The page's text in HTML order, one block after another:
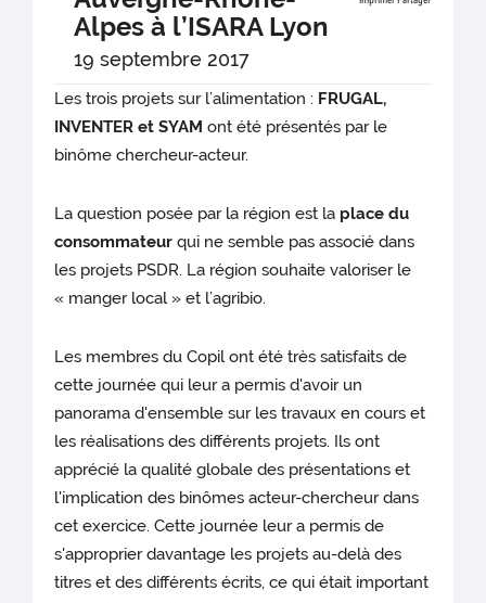
Alpes à l’ISARA Lyon
19 septembre 2017
Les trois projets sur l’alimentation : FRUGAL,
INVENTER et SYAM ont été présentés par le
binôme chercheur-acteur.
La question posée par la région est la place du
consommateur qui ne semble pas associé dans
les projets PSDR. La région souhaite valoriser le
« manger local » et l’agribio.
Les membres du Copil ont été très satisfaits de
cette journée qui leur a permis d'avoir un
panorama d'ensemble sur les travaux en cours et
les réalisations des différents projets. Ils ont
apprécié la qualité globale des présentations et
l'implication des binômes acteur-chercheur dans
cet exercice. Cette journée leur a permis de
s'approprier davantage les projets au-delà des
titres et des différents écrits, ce qui était important